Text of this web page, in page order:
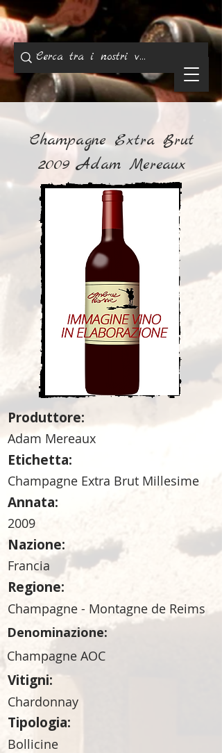
Champagne Extra Brut
2009 Adam Mereaux
Produttore:
Adam Mereaux
Etichetta:
Champagne Extra Brut Millesime
Annata:
2009
Nazione:
Francia
Regione:
Champagne - Montagne de Reims
Denominazione:
Champagne AOC
Vitigni:
Chardonnay
Tipologia:
Bollicine